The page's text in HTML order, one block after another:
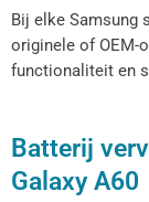
Bij elke Samsung
originele of OEM-
functionaliteit en
Batterij
Galaxy A60